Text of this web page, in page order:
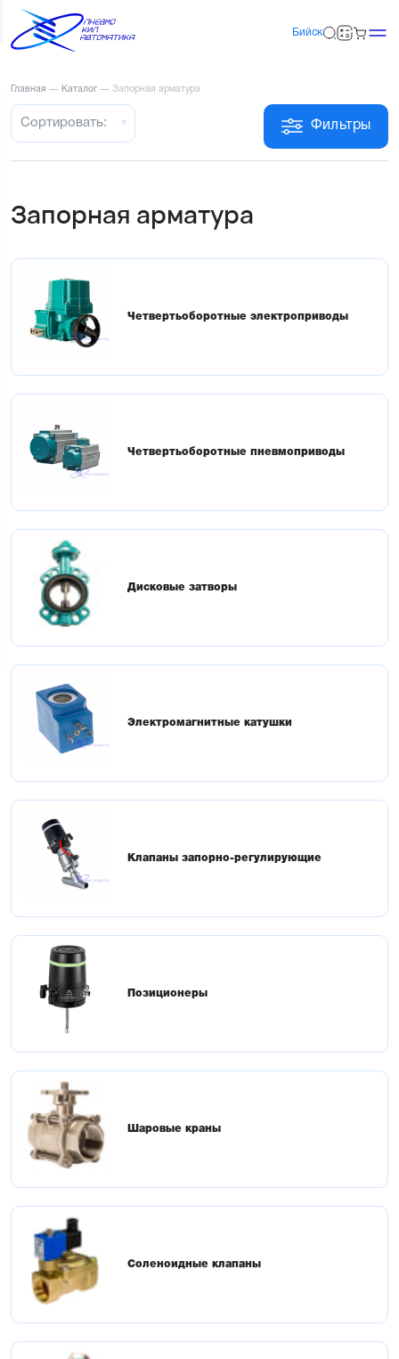
Бийск
Главная — Каталог — Запорная арматура
Фильтры
Сортировать:
Запорная арматура
Четвертьоборотные электроприводы
Четвертьоборотные пневмоприводы
Дисковые затворы
Электромагнитные катушки
Клапаны запорно-регулирующие
Позиционеры
Шаровые краны
Соленоидные клапаны